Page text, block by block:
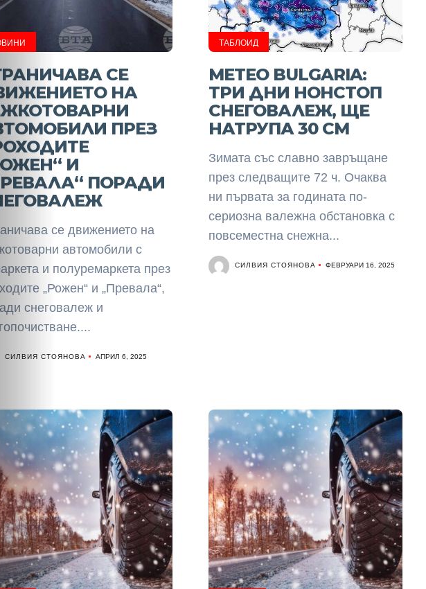
СЕ
НА
ПРЕЗ
И
ПОРАДИ
се движението на
автомобили с
и полуремаркета през
„Рожен“ и „Превала“,
снеговалеж и
СИЛВИЯ СТОЯНОВА АПРИЛ 6, 2025
ТАБЛОИД
METEO BULGARIA:
ТРИ ДНИ НОНСТОП
СНЕГОВАЛЕЖ, ЩЕ
НАТРУПА 30 СМ
Зимата със славно завръщане
през следващите 72 ч. Очаква
ни първата за годината по-
сериозна валежна обстановка с
повсеместна снежна...
СИЛВИЯ СТОЯНОВА ФЕВРУАРИ 16, 2025